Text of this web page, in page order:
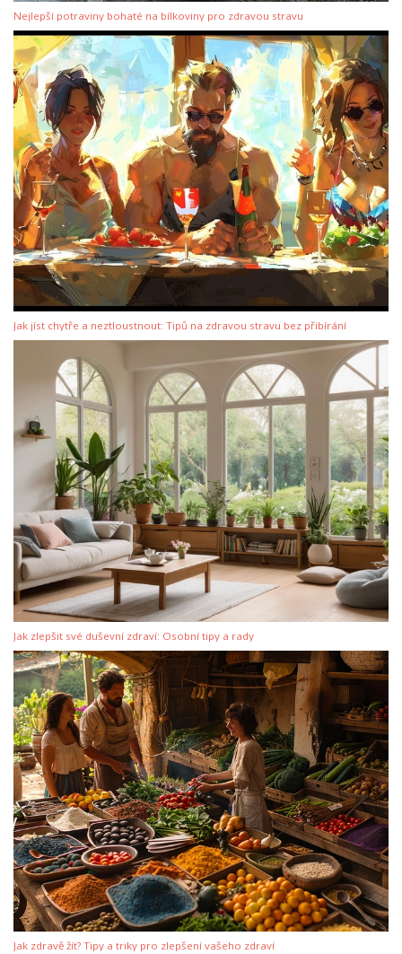
Nejlepší potraviny bohaté na bílkoviny pro zdravou stravu
Jak jíst chytře a neztloustnout: Tipů na zdravou stravu bez přibírání
Jak zlepšit své duševní zdraví: Osobní tipy a rady
Jak zdravě žít? Tipy a triky pro zlepšení vašeho zdraví